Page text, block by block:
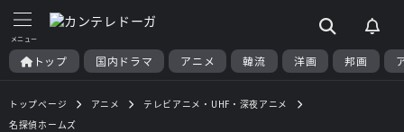
トップ 国内ドラマ アニメ 韓流 洋画 邦画
トップページ アニメ
テレビアニメ・UHF・深夜アニメ
名探偵ホームズ